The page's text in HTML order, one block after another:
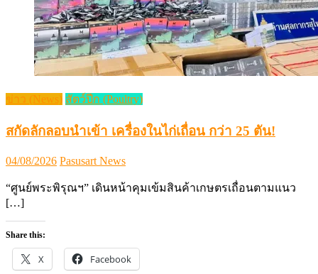
ข่าว (News) สัตว์ปีก (Poultry)
สกัดลักลอบนำเข้า เครื่องในไก่เถื่อน กว่า 25 ตัน!
Posted
04/08/2026 Author
Pasusart News
“ศูนย์พระพิรุณฯ” เดินหน้าคุมเข้มสินค้าเกษตรเถื่อนตามแนว
[…]
Share this:
X Facebook